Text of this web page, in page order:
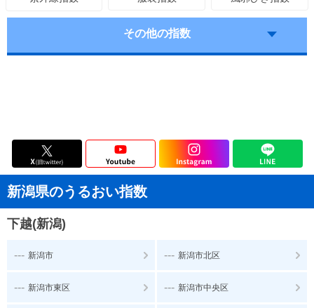
その他の指数
新潟県のうるおい指数
下越(新潟)
--- 新潟市 --- 新潟市北区
--- 新潟市東区 --- 新潟市中央区